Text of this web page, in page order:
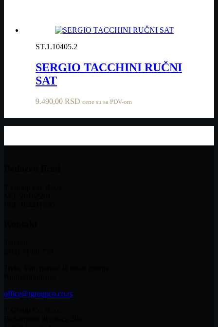
ST.1.10405.2
SERGIO TACCHINI RUČNI
SAT
9.490,00 RSD cene su sa PDV-om
office@tgroupco.co.rs